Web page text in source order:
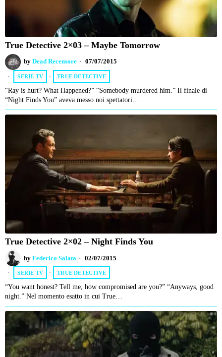
True Detective 2×03 – Maybe Tomorrow
by Dead Recensore 07/07/2015
SERIE TV · TRUE DETECTIVE
“Ray is hurt? What Happened?” “Somebody murdered him.” Il finale di
“Night Finds You” aveva messo noi spettatori…
True Detective 2×02 – Night Finds You
by Federico Salata 02/07/2015
SERIE TV · TRUE DETECTIVE
“You want honest? Tell me, how compromised are you?” “Anyways, good
night.” Nel momento esatto in cui True…